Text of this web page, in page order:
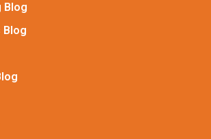
Blog
Blog